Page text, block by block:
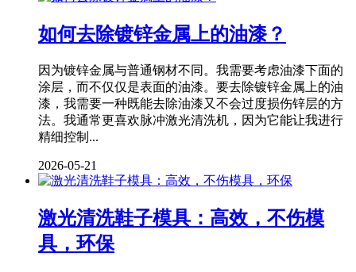
如何去除镀锌金属上的油漆？
因为镀锌金属与普通钢材不同。我需要考虑油漆下面的
涂层，而不仅仅是表面的油漆。要去除镀锌金属上的油
漆，我需要一种既能去除油漆又不会过度损伤锌层的方
法。我通常更喜欢脉冲激光清洗机，因为它能让我进行
精细控制...
2026-05-21
激光清洗鞋子模具：高效，不伤模
具，环保